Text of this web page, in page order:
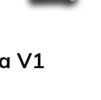
V1